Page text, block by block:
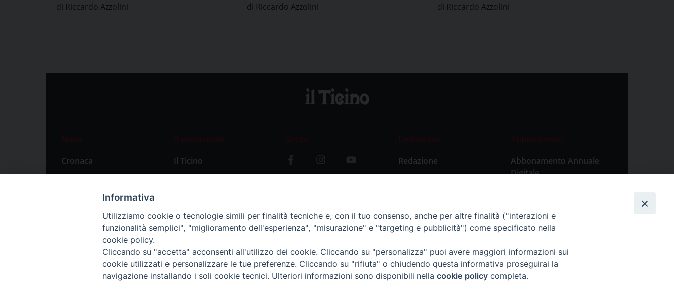
di Riccardo Azzolini di Riccardo Azzolini di Riccardo Azzolini
News
Cronaca
Attualità
Primo Piano
Il settimanale
Il Ticino
Abbonamenti
Social
L’editoriale
Redazione
Storia
Abbonamenti
Abbonamento Annuale
Digitale
Abbonamento Singola
Copia Digitale
Informativa
Utilizziamo cookie o tecnologie simili per finalità tecniche e, con il tuo consenso, anche per altre finalità ("interazioni e
funzionalità semplici", "miglioramento dell'esperienza", "misurazione" e "targeting e pubblicità") come specificato nella
cookie policy.
Cliccando su "accetta" acconsenti all'utilizzo dei cookie. Cliccando su "personalizza" puoi avere maggiori informazioni sui
cookie utilizzati e personalizzare le tue preferenze. Cliccando su "rifiuta" o chiudendo questa informativa proseguirai la
navigazione installando i soli cookie tecnici. Ulteriori informazioni sono disponibili nella cookie policy completa.